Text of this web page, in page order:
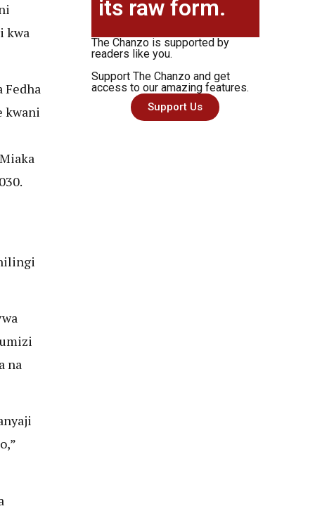
kwa
Fedha
kwani
na
its raw form.
The Chanzo is supported by
readers like you.
Support The Chanzo and get
access to our amazing features.
Support Us